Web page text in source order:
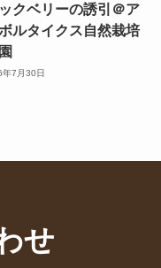
クベリーの誘引＠ア
ルタイクス自然栽培
7月30日
せ